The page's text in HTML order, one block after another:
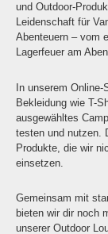
und Outdoor-
Leidenschaft für
Abenteuern – vom
Lagerfeuer am
In unserem
Bekleidung wie T-
ausgewähltes
testen und nutzen.
Produkte, die wir
einsetzen.
Gemeinsam mit
bieten wir dir noch
unserer Outdoor